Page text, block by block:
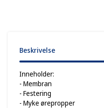
Beskrivelse
Inneholder:
- Membran
- Festering
- Myke ørepropper